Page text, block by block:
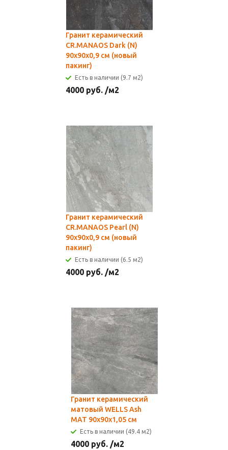
Гранит керамический
CR.MANAOS Dark (N)
90x90х0,9 см (новый
пакинг)
Есть в наличии (9.7 м2)
4000 руб. /м2
Гранит керамический
CR.MANAOS Pearl (N)
90x90х0,9 см (новый
пакинг)
Есть в наличии (6.5 м2)
4000 руб. /м2
Гранит керамический
матовый WELLS Ash
MAT 90x90х1,05 см
Есть в наличии (49.4 м2)
4000 руб. /м2